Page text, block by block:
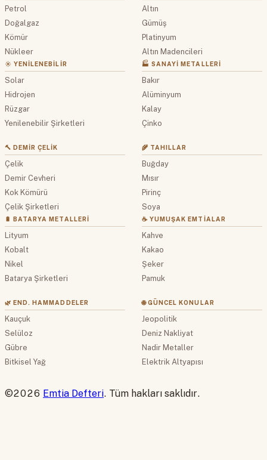
Petrol
Doğalgaz
Kömür
Nükleer
☀️ YENILENEBILIR
Solar
Hidrojen
Rüzgar
Yenilenebilir Şirketleri
Altın
Gümüş
Platinyum
Altın Madencileri
🏭 SANAYI METALLERI
Bakır
Alüminyum
Kalay
Çinko
🔨 DEMIR ÇELIK
Çelik
Demir Cevheri
Kok Kömürü
Çelik Şirketleri
🔋 BATARYA METALLERI
Lityum
Kobalt
Nikel
Batarya Şirketleri
🌾 TAHILLAR
Buğday
Mısır
Pirinç
Soya
☕ YUMUŞAK EMTIALAR
Kahve
Kakao
Şeker
Pamuk
🌿 END. HAMMADDELER
Kauçuk
Selüloz
Gübre
Bitkisel Yağ
🌐 GÜNCEL KONULAR
Jeopolitik
Deniz Nakliyat
Nadir Metaller
Elektrik Altyapısı
©2026 Emtia Defteri. Tüm hakları saklıdır.